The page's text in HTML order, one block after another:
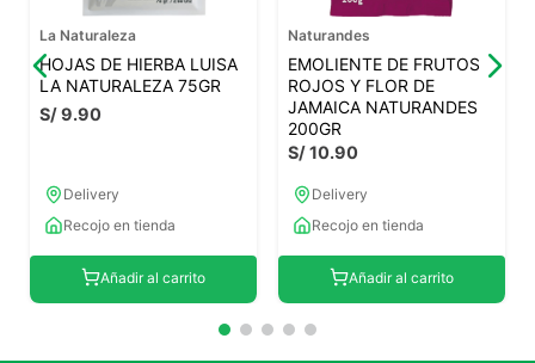
7.
glicinato magnesio
8.
magnesio
9.
melena leon
La Naturaleza
HOJAS DE HIERBA LUISA
LA NATURALEZA 75GR
S/9.90
Delivery
Recojo en tienda
Añadir al carrito
Naturandes
EMOLIENTE DE FRUTOS
ROJOS Y FLOR DE
JAMAICA NATURANDES
200GR
S/10.90
Delivery
Recojo en tienda
Añadir al carrito